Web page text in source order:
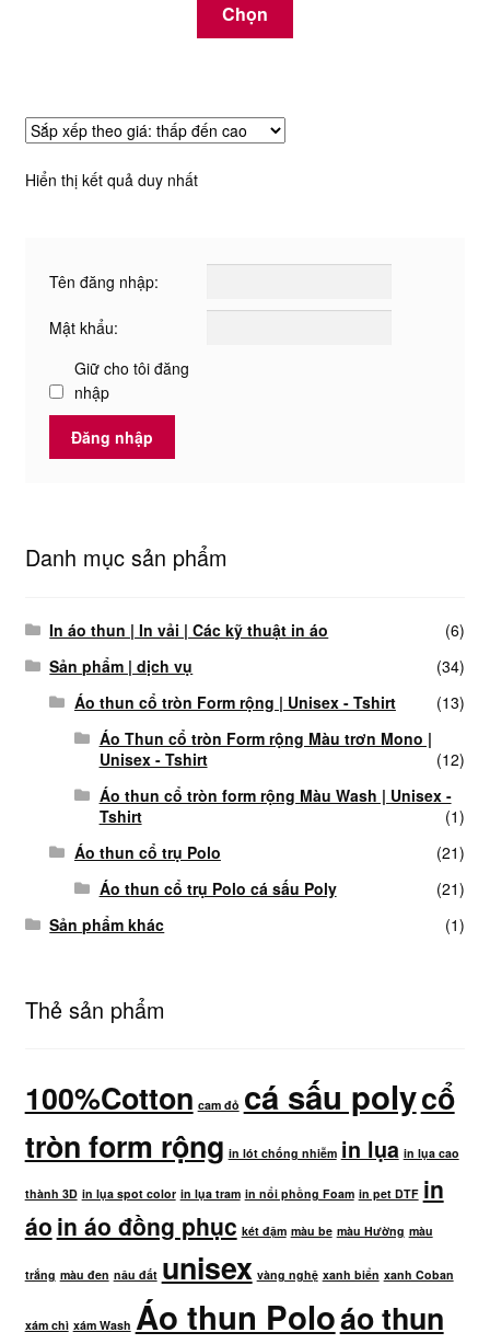
Chọn
Hiển thị kết quả duy nhất
Tên đăng nhập:
Mật khẩu:
Giữ cho tôi đăng
nhập
Đăng nhập
Danh mục sản phẩm
In áo thun | In vải | Các kỹ thuật in áo
(6)
Sản phẩm | dịch vụ
(34)
Áo thun cổ tròn Form rộng | Unisex - Tshirt
(13)
Áo Thun cổ tròn Form rộng Màu trơn Mono |
Unisex - Tshirt
(12)
Áo thun cổ tròn form rộng Màu Wash | Unisex -
Tshirt
(1)
Áo thun cổ trụ Polo
(21)
Áo thun cổ trụ Polo cá sấu Poly
(21)
Sản phẩm khác
(1)
Thẻ sản phẩm
100%Cotton cam đỏ cá sấu polycổ
tròn form rộng in lót chống nhiễm in lụa in lụa cao
thành 3D in lụa spot color in lụa tram in nổi phồng Foam in pet DTF in
áo in áo đồng phục két đậm màu be màu Hường màu
trắng màu đen nâu đất unisex vàng nghệ xanh biển xanh Coban
xám chì xám Wash Áo thun Poloáo thun